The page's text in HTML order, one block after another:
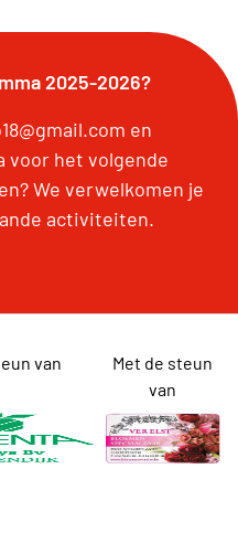
2025-2026?
en
voor het volgende
We verwelkomen je
activiteiten.
van
Met de steun
van